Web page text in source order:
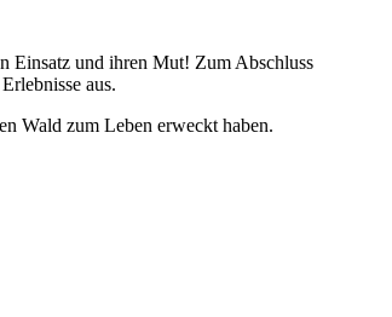
Einsatz und ihren Mut! Zum Abschluss
aus.
Wald zum Leben erweckt haben.